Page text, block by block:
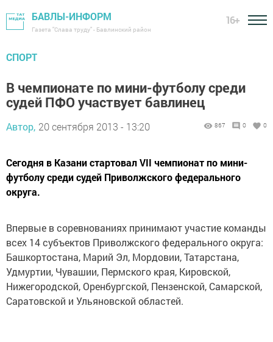
БАВЛЫ-ИНФОРМ
Газета "Слава труду" - Бавлинский район
16+
СПОРТ
В чемпионате по мини-футболу среди
судей ПФО участвует бавлинец
Автор, 20 сентября 2013 - 13:20 867 0 0
Сегодня в Казани стартовал VII чемпионат по мини-
футболу среди судей Приволжского федерального
округа.
Впервые в соревнованиях принимают участие команды
всех 14 субъектов Приволжского федерального округа:
Башкортостана, Марий Эл, Мордовии, Татарстана,
Удмуртии, Чувашии, Пермского края, Кировской,
Нижегородской, Оренбургской, Пензенской, Самарской,
Саратовской и Ульяновской областей.